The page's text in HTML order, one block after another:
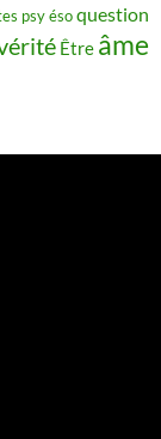
psy ésoquestion
Être âme